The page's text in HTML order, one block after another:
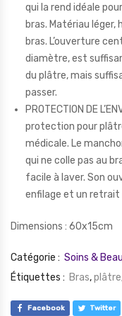
qui la rend idéale
bras. Matériau léger,
bras. L’ouverture
diamètre, est
du plâtre, mais
passer.
PROTECTION DE
protection pour
médicale. Le
qui ne colle pas au
facile à laver. Son
enfilage et un retrait
Dimensions : 60x15cm
Catégorie : Soins &
Étiquettes : Bras,plâtre
Facebook Twitter